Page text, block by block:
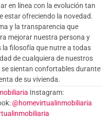
en línea con la evolución tan
estar ofreciendo la novedad.
y la transparencia que
mejorar nuestra persona y
la filosofía que nutre a todas
de cualquiera de nuestros
sientan confortables durante
de su vivienda.
Instagram:
@homevirtualinmobiliaria